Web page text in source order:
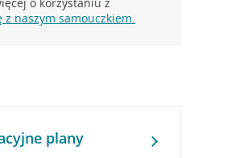
z naszym samouczkiem.
plany